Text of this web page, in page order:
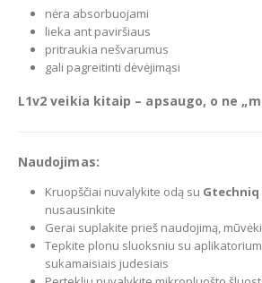
nėra absorbuojami
lieka ant paviršiaus
pritraukia nešvarumus
gali pagreitinti dėvėjimąsi
L1v2 veikia kitaip – apsaugo, o ne
Naudojimas:
Kruopščiai nuvalykite odą su Gtechniq
nusausinkite
Gerai suplakite prieš naudojimą,
Tepkite plonu sluoksniu su
sukamaisiais judesiais